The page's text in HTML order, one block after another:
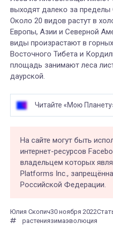
выходят далеко за пределы
Около 20 видов растут в
Европы, Азии и Северной
виды произрастают в
Восточного Тибета и
площадь занимают леса
даурской.
Читайте «Мою
На сайте могут быть
интернет-ресурсов
владельцем которых
Platforms Inc.,
Российской Федерации.
Юлия Скопич30 ноября 2022
растениязимаэволюция